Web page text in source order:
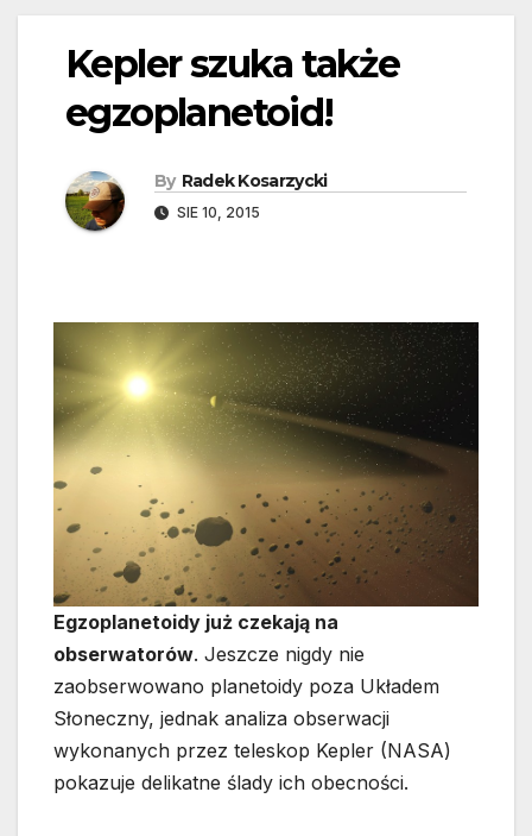
Kepler szuka także
egzoplanetoid!
By Radek Kosarzycki
SIE 10, 2015
Egzoplanetoidy już czekają na
obserwatorów. Jeszcze nigdy nie
zaobserwowano planetoidy poza Układem
Słoneczny, jednak analiza obserwacji
wykonanych przez teleskop Kepler (NASA)
pokazuje delikatne ślady ich obecności.